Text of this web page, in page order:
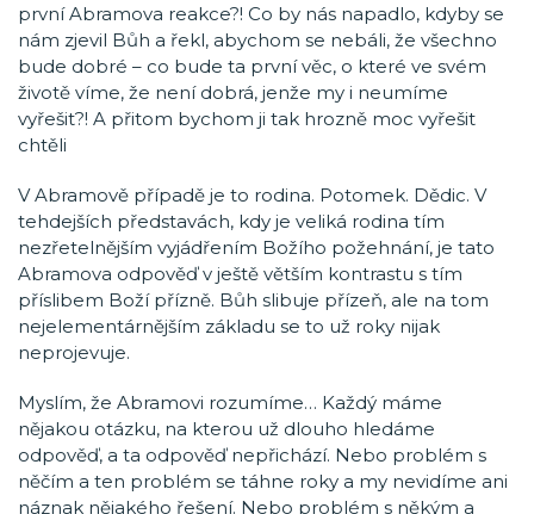
první Abramova reakce?! Co by nás napadlo, kdyby se
nám zjevil Bůh a řekl, abychom se nebáli, že všechno
bude dobré – co bude ta první věc, o které ve svém
životě víme, že není dobrá, jenže my i neumíme
vyřešit?! A přitom bychom ji tak hrozně moc vyřešit
chtěli
V Abramově případě je to rodina. Potomek. Dědic. V
tehdejších představách, kdy je veliká rodina tím
nezřetelnějším vyjádřením Božího požehnání, je tato
Abramova odpověď v ještě větším kontrastu s tím
příslibem Boží přízně. Bůh slibuje přízeň, ale na tom
nejelementárnějším základu se to už roky nijak
neprojevuje.
Myslím, že Abramovi rozumíme… Každý máme
nějakou otázku, na kterou už dlouho hledáme
odpověď, a ta odpověď nepřichází. Nebo problém s
něčím a ten problém se táhne roky a my nevidíme ani
náznak nějakého řešení. Nebo problém s někým a